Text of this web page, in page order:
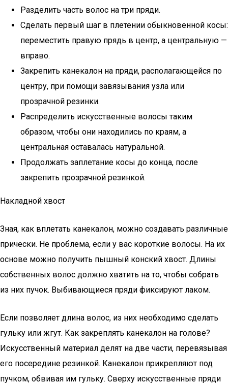
Разделить часть волос на три пряди.
Сделать первый шаг в плетении обыкновенной косы:
переместить правую прядь в центр, а центральную —
вправо.
Закрепить канекалон на пряди, располагающейся по
центру, при помощи завязывания узла или
прозрачной резинки.
Распределить искусственные волосы таким
образом, чтобы они находились по краям, а
центральная оставалась натуральной.
Продолжать заплетание косы до конца, после
закрепить прозрачной резинкой.
Накладной хвост
Зная, как вплетать канекалон, можно создавать различные
прически. Не проблема, если у вас короткие волосы. На их
основе можно получить пышный конский хвост. Длины
собственных волос должно хватить на то, чтобы собрать
из них пучок. Выбивающиеся пряди фиксируют лаком.
Если позволяет длина волос, из них необходимо сделать
гульку или жгут. Как закреплять канекалон на голове?
Искусственный материал делят на две части, перевязывая
его посередине резинкой. Канекалон прикрепляют под
пучком, обвивая им гульку. Сверху искусственные пряди